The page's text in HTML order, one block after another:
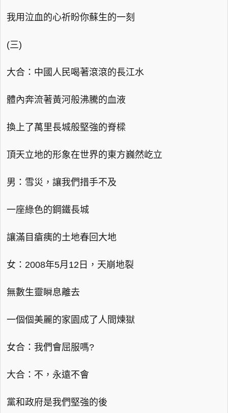
我用泣血的心祈盼你蘇生的一刻
(三)
大合：中國人民喝著滾滾的長江水
體內奔流著黃河般沸騰的血液
換上了萬里長城般堅強的脊樑
頂天立地的形象在世界的東方巍然屹立
男：雪災，讓我們措手不及
一座綠色的鋼鐵長城
讓滿目瘡痍的土地春回大地
女：2008年5月12日，天崩地裂
無數生靈瞬息離去
一個個美麗的家園成了人間煉獄
女合：我們會屈服嗎?
大合：不，永遠不會
黨和政府是我們堅強的後